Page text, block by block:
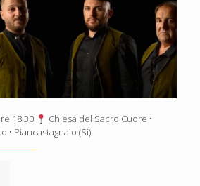
18.30
Chiesa del Sacro Cuore •
• Piancastagnaio (Si)